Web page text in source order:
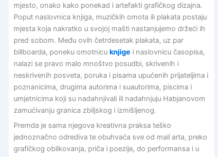
mjesto, onako kako ponekad i artefakti grafičkog dizajna.
Poput naslovnica knjiga, muzičkih omota ili plakata postaju
mjesta koja nakratko u svojoj mašti nastanjujemo držeći ih
pred sobom. Među ovih četrdesetak plakata, uz par
billboarda, poneku omotnicu knjige i naslovnicu časopisa,
nalazi se pravo malo mnoštvo posudbi, skrivenih i
neskrivenih posveta, poruka i pisama upućenih prijateljima i
poznanicima, drugima autorima i suautorima, piscima i
umjetnicima koji su nadahnjivali ili nadahnjuju Habjanovom
zamućivanju granica zbiljskog i izmišljenog.
Premda je sama njegova kreativna praksa teško
jednoznačno odrediva te obuhvaća sve od mail arta, preko
grafičkog oblikovanja, priča i poezije, do performansa i u